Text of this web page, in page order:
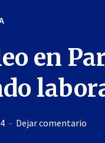
en
Dejar comentario